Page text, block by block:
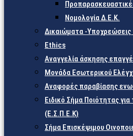
Νομολογία Δ.Ε.Κ.
Δικαιώματα -
Ethics
Αναγγελία άσκησης
Μονάδα Εσωτερικού
Αναφορές παραβίασης
Ειδικό Σήμα Ποιότητας
(Ε.Σ.Π.Ε.Κ)
Σήμα Επισκέψιμου